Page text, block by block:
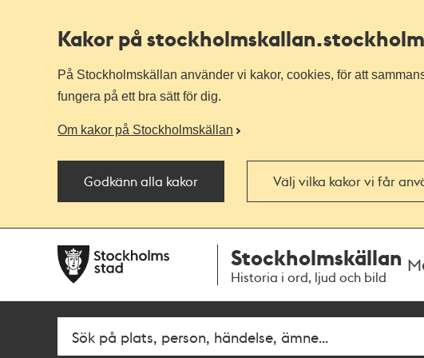
Kakor på stockholmskallan
På Stockholmskällan använder vi kakor, cookies, för att
fungera på ett bra sätt för dig.
Om kakor på Stockholmskällan
Godkänn alla kakor Välj vilka kakor vi får
navigationen
huvudinnehållet
Stockholmskällan
Historia i ord, ljud och bild
Fritextsök